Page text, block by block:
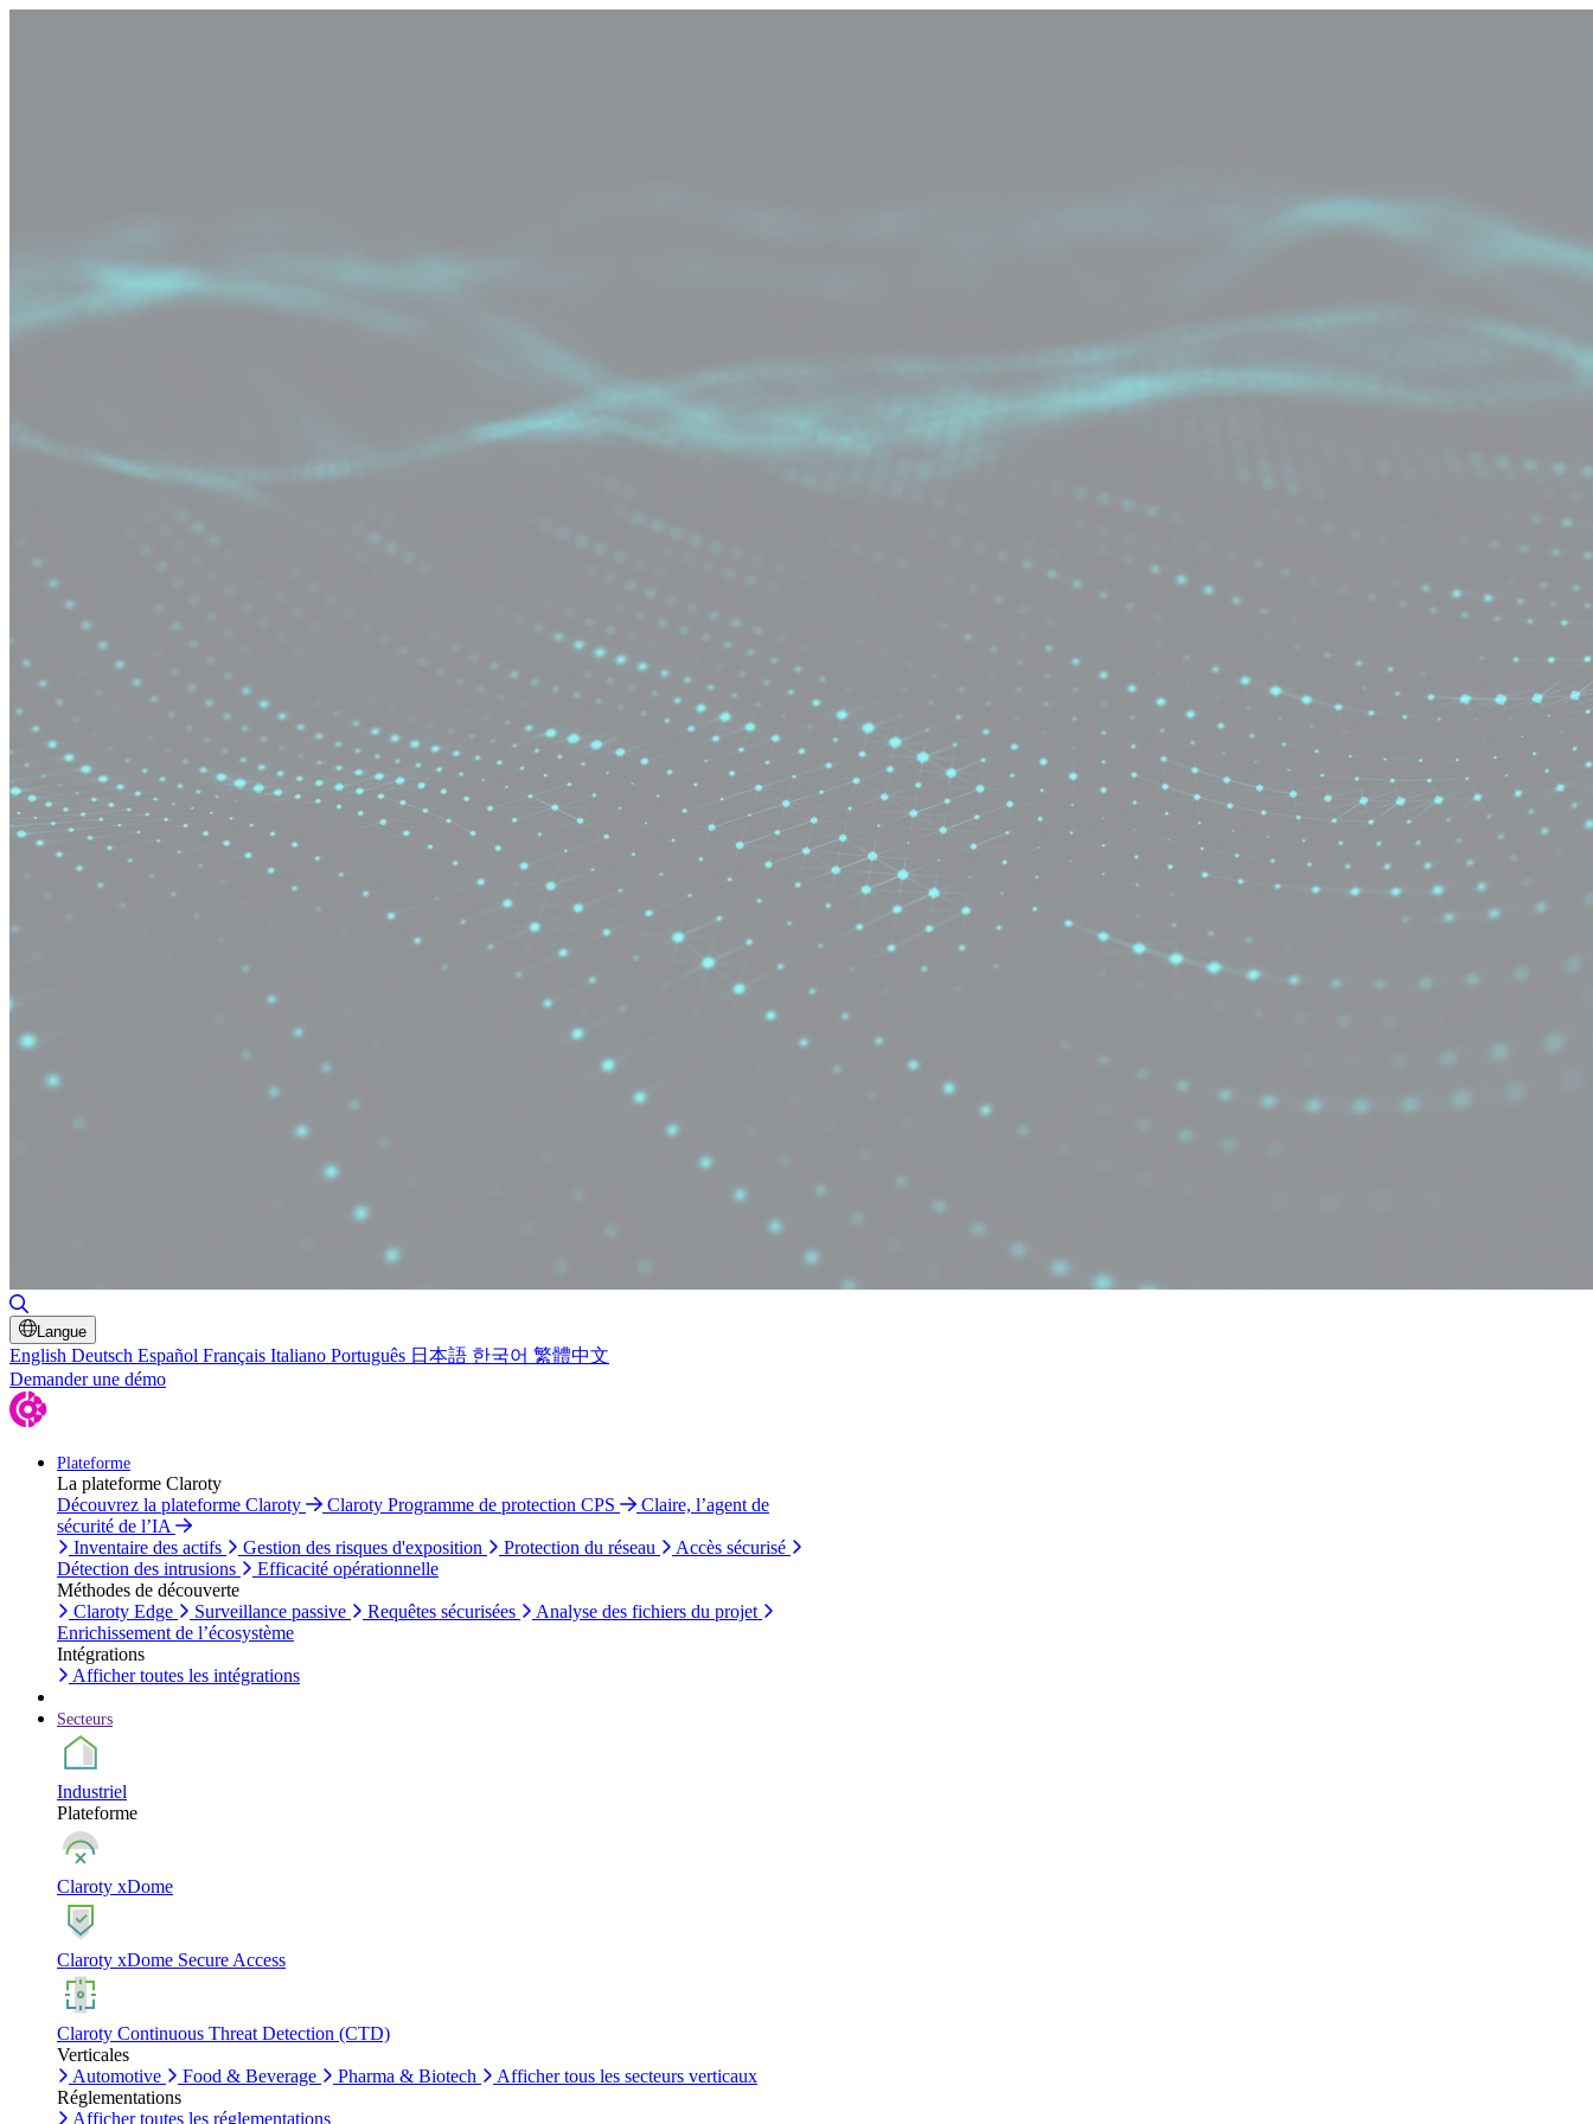
Langue
English Deutsch Español Français Italiano Português 日本語 한국어 繁體中文
Demander une démo
Plateforme
La plateforme Claroty
Découvrez la plateforme Claroty
Claroty Programme de protection CPS
Claire, l’agent de
sécurité de l’IA
Inventaire des actifs
Gestion des risques d'exposition Protection du réseau
Accès sécurisé
Détection des intrusions
Efficacité opérationnelle
Méthodes de découverte
Claroty Edge
Surveillance passive Requêtes sécurisées
Analyse des fichiers du projet
Enrichissement de l’écosystème
Intégrations
Afficher toutes les intégrations
Secteurs
Industriel
Plateforme
Claroty xDome
Claroty xDome Secure Access
Claroty Continuous Threat Detection (CTD)
Verticales
Automotive
Food & Beverage Pharma & Biotech
Afficher tous les secteurs verticaux
Réglementations
Afficher toutes les réglementations